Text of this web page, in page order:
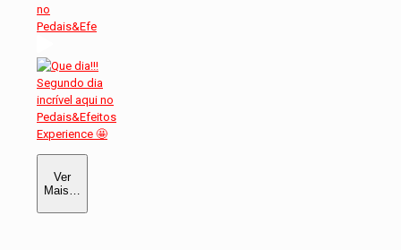
no
Pedais&Efe
Ver
Mais…